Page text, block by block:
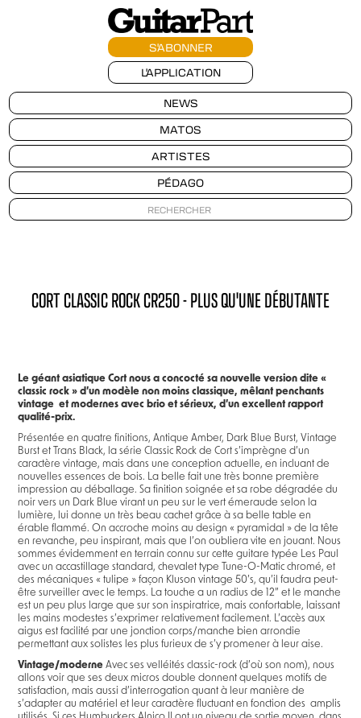
S'ABONNER
L'APPLICATION
NEWS
MATOS
ARTISTES
PÉDAGO
CORT CLASSIC ROCK CR250 - PLUS QU'UNE DÉBUTANTE
Le géant asiatique Cort nous a concocté sa nouvelle version dite «
classic rock » d’un modèle non moins classique, mêlant penchants
vintage et modernes avec brio et sérieux, d’un excellent rapport
qualité-prix.
Présentée en quatre finitions, Antique Amber, Dark Blue Burst, Vintage
Burst et Trans Black, la série Classic Rock de Cort s’imprègne d’un
caractère vintage, mais dans une conception actuelle, en incluant de
nouvelles essences de bois. La belle fait une très bonne première
impression au déballage. Sa finition soignée et sa robe dégradée du
noir vers un Dark Blue virant un peu sur le vert émeraude selon la
lumière, lui donne un très beau cachet grâce à sa belle table en
érable flammé. On accroche moins au design « pyramidal » de la tête
en revanche, peu inspirant, mais que l’on oubliera vite en jouant. Nous
sommes évidemment en terrain connu sur cette guitare typée Les Paul
avec un accastillage standard, chevalet type Tune-O-Matic chromé, et
des mécaniques « tulipe » façon Kluson vintage 50’s, qu’il faudra peut-
être surveiller avec le temps. La touche a un radius de 12” et le manche
est un peu plus large que sur son inspiratrice, mais confortable, laissant
les mains modestes s’exprimer relativement facilement. L’accès aux
aigus est facilité par une jonction corps/manche bien arrondie
permettant aux solistes les plus furieux de s’y promener à leur aise.
Vintage/moderne Avec ses velléités classic-rock (d’où son nom), nous
allons voir que ses deux micros double donnent quelques motifs de
satisfaction, mais aussi d’interrogation quant à leur manière de
s’adapter au matériel et leur caractère fluctuant en fonction des amplis